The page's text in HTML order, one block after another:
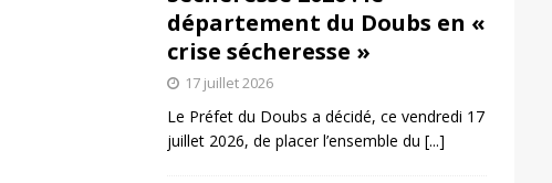
département du Doubs en «
crise sécheresse »
17 juillet 2026
Le Préfet du Doubs a décidé, ce vendredi 17
juillet 2026, de placer l’ensemble du [...]